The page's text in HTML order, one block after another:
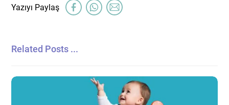
Related Posts ...